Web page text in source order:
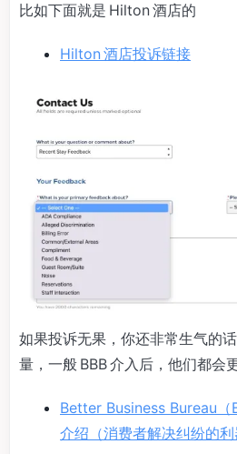
比如下面就是 Hilton 酒店的
Hilton 酒店投诉链接
如果投诉无果，你还非常生气的
量，一般 BBB 介入后，他们都会
Better Business Bureau（
介绍（消费者解决纠纷的利